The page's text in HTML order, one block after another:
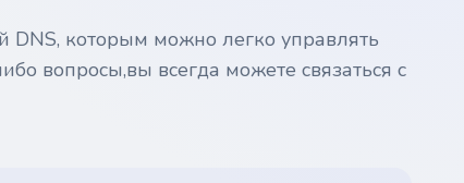
которым можно легко управлять
вопросы,вы всегда можете связаться с